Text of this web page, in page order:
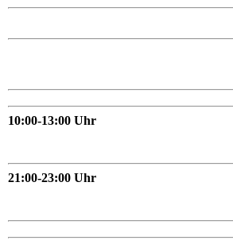
10:00-13:00 Uhr
21:00-23:00 Uhr